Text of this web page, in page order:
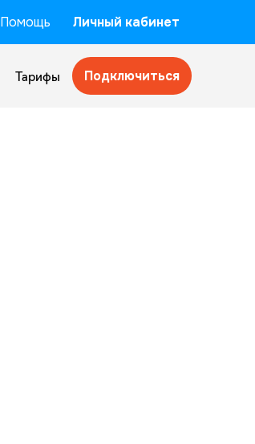
Помощь Личный кабинет
Тарифы Подключиться